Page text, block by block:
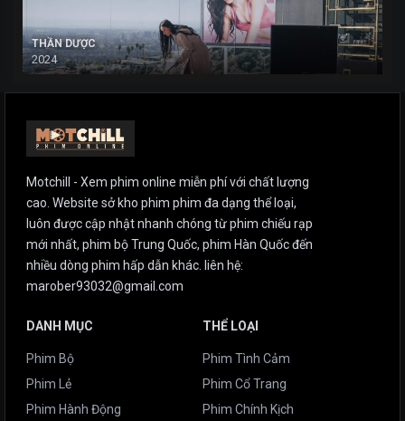
THẦN DƯỢC
2024
Motchill - Xem phim online miễn phí với chất lượng
cao. Website sở kho phim phim đa dạng thể loại,
luôn được cập nhật nhanh chóng từ phim chiếu rạp
mới nhất, phim bộ Trung Quốc, phim Hàn Quốc đến
nhiều dòng phim hấp dẫn khác. liên hệ:
marober93032@gmail.com
DANH MỤC
Phim Bộ
Phim Lẻ
Phim Hành Động
THỂ LOẠI
Phim Tình Cảm
Phim Cổ Trang
Phim Chính Kịch